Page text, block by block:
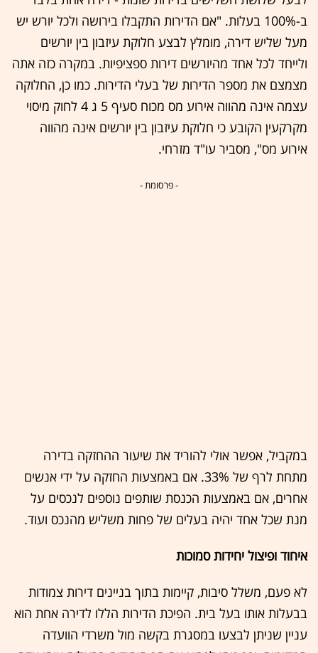
ב-100% בעלות. "אם הדירות התקבלו בירושה ולכל יורש יש
מעל שליש דירה, מומלץ לבצע חלוקת עיזבון בין יורשים
ולייחד לכל אחד מהיורשים דירות ספציפיות. במקרה כזה אתה
מצמצם את מספר הדירות של בעלי הדירות. כמו כן, החלוקה
עצמה אינה מהווה אירוע מס מכוח סעיף 5 ג 4 לחוק מיסוי
מקרקעין הקובע כי חלוקת עיזבון בין יורשים אינה מהווה
אירוע מס", מסביר עו"ד מזרחי.
- פרסומת -
במקביל, אפשר אולי להוריד את שיעור ההחזקה בדירה
מתחת לרף של 33%. אם באמצעות החזקה על ידי אנשים
אחרים, אם באמצעות הכנסת שותפים נוספים לנכסים על
מנת שכל אחד יהיה בעלים של פחות משליש מהנכס ועוד.
איחוד ופיצול יחידות סמוכות
לא פעם, משלל סיבות, קיימות בתוך בניינים דירות צמודות
בבעלות אותו בעל בית. הפיכת הדירות הללו לדירה אחת הוא
עניין שניתן לבצעו במסגרת בקשה מול משרדי הוועדה